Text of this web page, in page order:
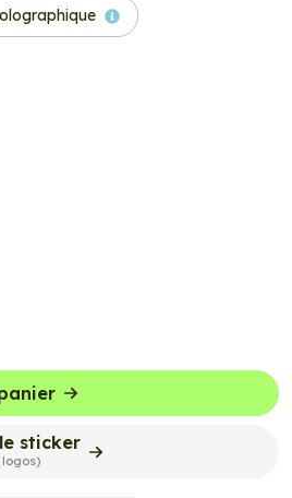
sticker